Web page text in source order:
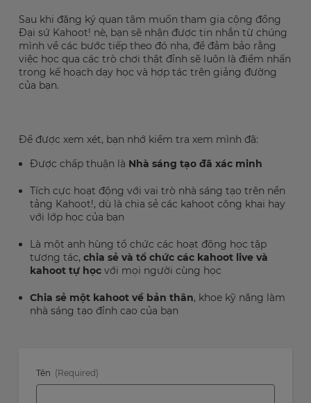
Sau khi đăng ký quan tâm muốn tham gia cộng đồng
Đại sứ Kahoot! nè, bạn sẽ nhận được tin nhắn từ chúng
mình về các bước tiếp theo đó nha, để đảm bảo rằng
việc học qua các trò chơi thật đỉnh sẽ luôn là điểm nhấn
trong kế hoạch dạy học và hợp tác trên giảng đường
của bạn.
Để được xem xét, bạn nhớ kiểm tra xem mình đã:
Được chấp thuận là Nhà sáng tạo đã xác minh
Tích cực hoạt động với vai trò nhà sáng tạo trên nền
tảng Kahoot!, dù là chia sẻ các kahoot công khai hay
với lớp học của bạn
Là một anh hùng tổ chức các hoạt động học tập
tương tác, chia sẻ và tổ chức các kahoot live và
kahoot tự học với mọi người cùng học
Chia sẻ một kahoot về bản thân, khoe kỹ năng làm
nhà sáng tạo đỉnh cao của bạn
Tên
×
Update